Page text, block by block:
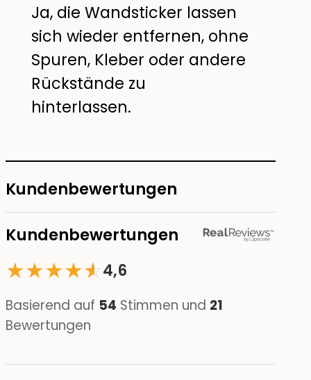
Ja, die Wandsticker lassen
sich wieder entfernen, ohne
Spuren, Kleber oder andere
Rückstände zu
hinterlassen.
Kundenbewertungen
Kundenbewertungen
★★★★☆
★4,6
Basierend auf 54 Stimmen und 21
Bewertungen